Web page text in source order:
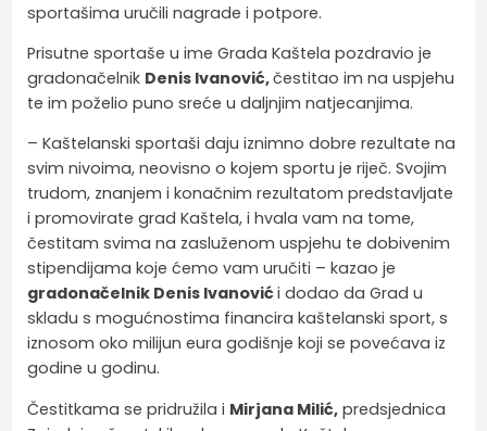
sportašima uručili nagrade i potpore.
Prisutne sportaše u ime Grada Kaštela pozdravio je
gradonačelnik Denis Ivanović,čestitao im na uspjehu
te im poželio puno sreće u daljnjim natjecanjima.
– Kaštelanski sportaši daju iznimno dobre rezultate na
svim nivoima, neovisno o kojem sportu je riječ. Svojim
trudom, znanjem i konačnim rezultatom predstavljate
i promovirate grad Kaštela, i hvala vam na tome,
čestitam svima na zasluženom uspjehu te dobivenim
stipendijama koje ćemo vam uručiti – kazao je
gradonačelnik Denis Ivanovići dodao da Grad u
skladu s mogućnostima financira kaštelanski sport, s
iznosom oko milijun eura godišnje koji se povećava iz
godine u godinu.
Čestitkama se pridružila i Mirjana Milić, predsjednica